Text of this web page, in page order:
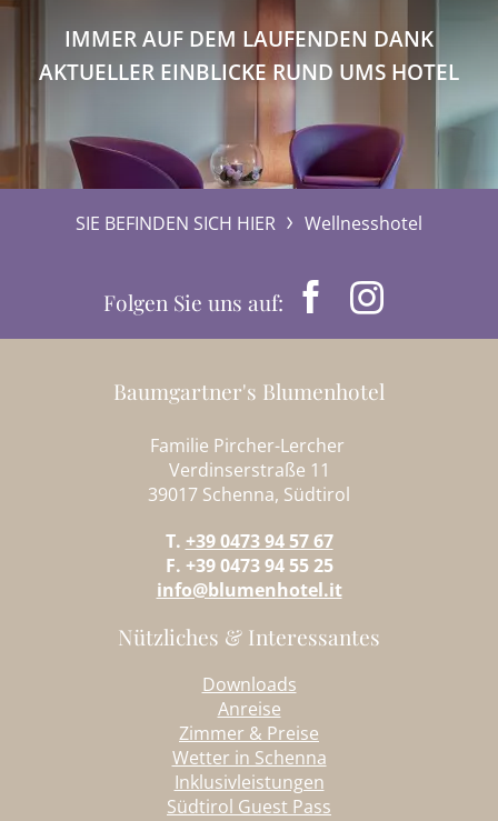
IMMER AUF DEM LAUFENDEN DANK
AKTUELLER EINBLICKE RUND UMS HOTEL
SIE BEFINDEN SICH HIER Wellnesshotel
Folgen Sie uns auf:
Baumgartner's Blumenhotel
Familie Pircher-Lercher
Verdinserstraße 11
39017 Schenna, Südtirol
T. +39 0473 94 57 67
F. +39 0473 94 55 25
info@blumenhotel.it
Nützliches & Interessantes
Downloads
Anreise
Zimmer & Preise
Wetter in Schenna
Inklusivleistungen
Südtirol Guest Pass